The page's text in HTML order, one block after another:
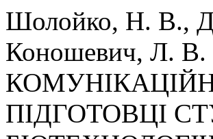
Шолойко, Н. В.,
Коношевич, Л.
ПІДГОТОВЦІ